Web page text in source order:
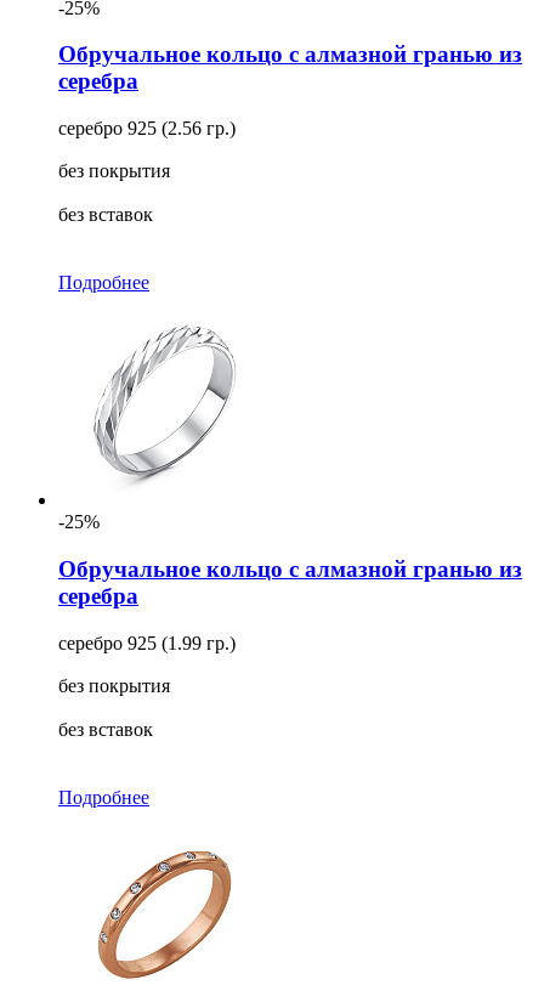
-25%
Обручальное кольцо с алмазной гранью из
серебра
серебро 925 (2.56 гр.)
без покрытия
без вставок
Подробнее
-25%
Обручальное кольцо с алмазной гранью из
серебра
серебро 925 (1.99 гр.)
без покрытия
без вставок
Подробнее